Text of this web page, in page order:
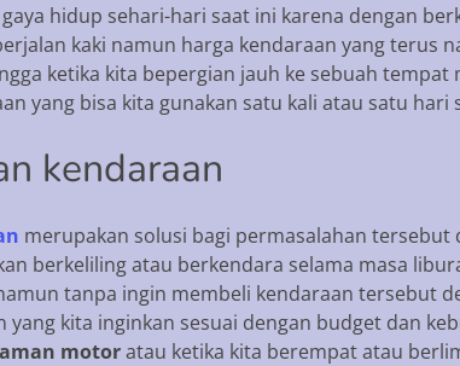
hidup sehari-hari saat ini karena dengan
kaki namun harga kendaraan yang terus
ketika kita bepergian jauh ke sebuah
yang bisa kita gunakan satu kali atau satu
kendaraan
merupakan solusi bagi permasalahan tersebut
berkeliling atau berkendara selama masa
tanpa ingin membeli kendaraan tersebut
yang kita inginkan sesuai dengan budget dan
motoratau ketika kita berempat atau